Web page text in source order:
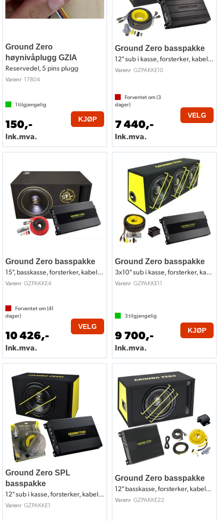
Ground Zero
høynivåplugg GZIA
Reservedel, 5 pins plugg
Varenr 17804
1 tilgjengelig
150,-
Ink.mva.
KJØP
Ground Zero basspakke
12" sub i kasse, forsterker, kabelsett
Varenr GZPAKKE10
Forventet om (3
dager)
7 440,-
Ink.mva.
VELG
Ground Zero basspakke
15", basskasse, forsterker, kabelsett
Varenr GZPAKKE4
Forventet om (41
dager)
10 426,-
Ink.mva.
VELG
Ground Zero basspakke
3x10" sub i kasse, forsterker, kabelsett
Varenr GZPAKKE11
3tilgjengelig
9 700,-
Ink.mva.
KJØP
Ground Zero SPL
basspakke
12" sub i kasse, forsterker, kabelsett
Varenr GZPAKKE1
Ground Zero basspakke
12" basskasse, forsterker, kabelsett
Varenr GZPAKKE22